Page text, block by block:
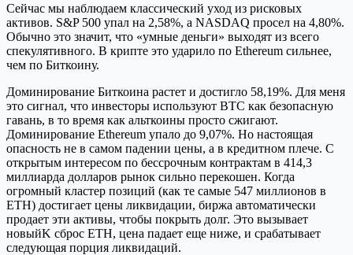
Сейчас мы наблюдаем классический уход из рисковых
активов. S&P 500 упал на 2,58%, а NASDAQ просел на 4,80%.
Обычно это значит, что «умные деньги» выходят из всего
спекулятивного. В крипте это ударило по Ethereum сильнее,
чем по Биткоину.
Доминирование Биткоина растет и достигло 58,19%. Для меня
это сигнал, что инвесторы используют BTC как безопасную
гавань, в то время как альткоины просто сжигают.
Доминирование Ethereum упало до 9,07%. Но настоящая
опасность не в самом падении цены, а в кредитном плече. С
открытым интересом по бессрочным контрактам в 414,3
миллиарда долларов рынок сильно перекошен. Когда
огромный кластер позиций (как те самые 547 миллионов в
ETH) достигает цены ликвидации, биржа автоматически
продает эти активы, чтобы покрыть долг. Это вызывает
новыйK сброс ETH, цена падает еще ниже, и срабатывает
следующая порция ликвидаций.